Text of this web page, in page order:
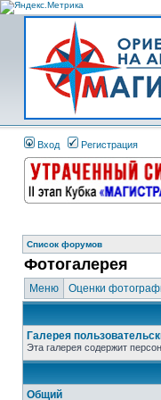
Вход Регистрация
Список форумов
Фотогалерея
Меню Оценки
Галерея
Эта галерея содержит
Общий